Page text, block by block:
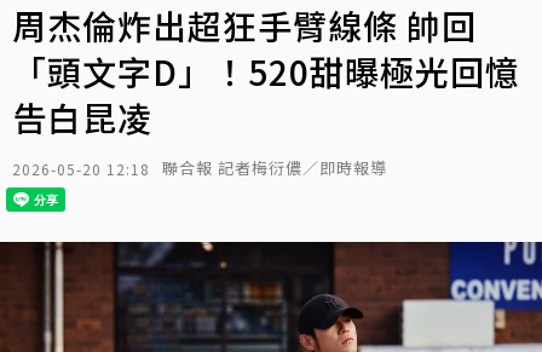
周杰倫炸出超狂手臂線條 帥回
「頭文字D」！520甜曝極光回憶
告白昆凌
2026-05-20 12:18 聯合報 記者梅衍儂／即時報導